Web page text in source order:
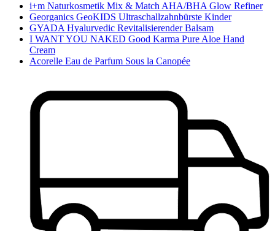
i+m Naturkosmetik Mix & Match AHA/BHA Glow Refiner
Georganics GeoKIDS Ultraschallzahnbürste Kinder
GYADA Hyalurvedic Revitalisierender Balsam
I WANT YOU NAKED Good Karma Pure Aloe Hand
Cream
Acorelle Eau de Parfum Sous la Canopée